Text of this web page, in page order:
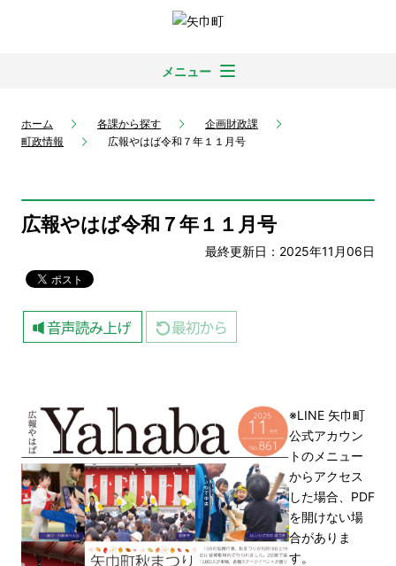
メニュー
ホーム 各課から探す
企画財政課
町政情報
広報やはば令和７年１１月号
広報やはば令和７年１１月号
最終更新日：2025年11月06日
※LINE 矢巾町
公式アカウン
トのメニュー
からアクセス
した場合、PDF
を開けない場
合がありま
す。